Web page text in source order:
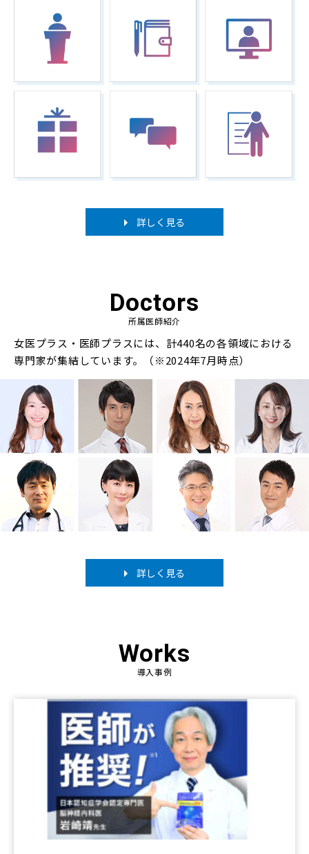
詳しく見る
Doctors
所属医師紹介
女医プラス・医師プラスには、計440名の各領域における
専門家が集結しています。（※2024年7月時点）
詳しく見る
Works
導入事例